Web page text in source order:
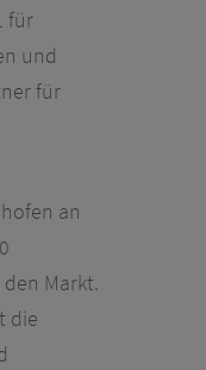
für
und
für
an
Markt.
die